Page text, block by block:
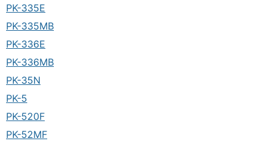
PK-335E
PK-335MB
PK-336E
PK-336MB
PK-35N
PK-5
PK-520F
PK-52MF